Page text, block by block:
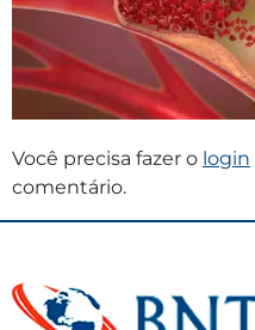
Você precisa fazer o login
comentário.